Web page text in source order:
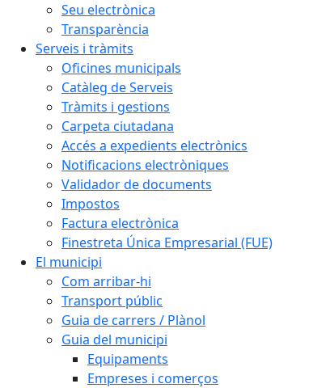
Seu electrònica
Transparència
Serveis i tràmits
Oficines municipals
Catàleg de Serveis
Tràmits i gestions
Carpeta ciutadana
Accés a expedients electrònics
Notificacions electròniques
Validador de documents
Impostos
Factura electrònica
Finestreta Única Empresarial (FUE)
El municipi
Com arribar-hi
Transport públic
Guia de carrers / Plànol
Guia del municipi
Equipaments
Empreses i comerços